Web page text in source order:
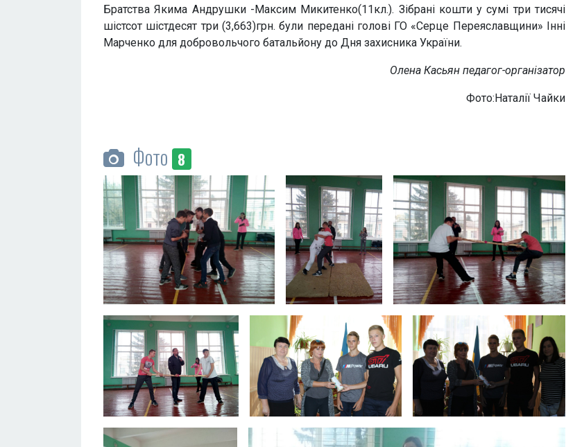
Братства Якима Андрушки -Максим Микитенко(11кл.). Зібрані кошти у сумі три тисячі
шістсот шістдесят три (3,663)грн. були передані голові ГО «Серце Переяславщини» Інні
Марченко для добровольчого батальйону до Дня захисника України.
Олена Касьян педагог-організатор
Фото:Наталії Чайки
Фото 8